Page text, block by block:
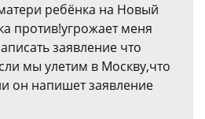
ребёнка на Новый
против!угрожает меня
заявление что
мы улетим в Москву,что
он напишет заявление